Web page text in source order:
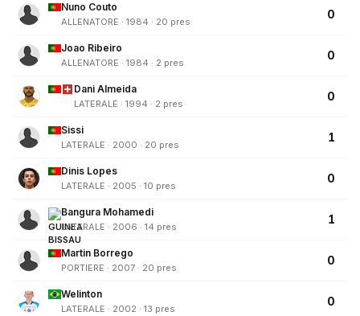
Nuno Couto
ALLENATORE · 1984 · 20 pres
0
Joao Ribeiro
ALLENATORE · 1984 · 2 pres
0
Dani Almeida
LATERALE · 1994 · 2 pres
0
Sissi
LATERALE · 2000 · 20 pres
1
Dinis Lopes
LATERALE · 2005 · 10 pres
0
Bangura Mohamedi
LATERALE · 2006 · 14 pres
1
Martin Borrego
PORTIERE · 2007 · 20 pres
0
Welinton
LATERALE · 2002 · 13 pres
0